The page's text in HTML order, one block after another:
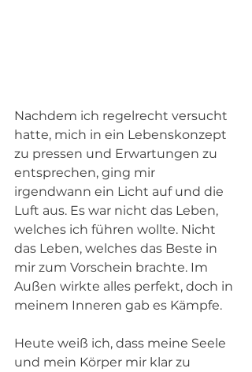
Nachdem ich regelrecht versucht
hatte, mich in ein Lebenskonzept
zu pressen und Erwartungen zu
entsprechen, ging mir
irgendwann ein Licht auf und die
Luft aus. Es war nicht das Leben,
welches ich führen wollte. Nicht
das Leben, welches das Beste in
mir zum Vorschein brachte. Im
Außen wirkte alles perfekt, doch in
meinem Inneren gab es Kämpfe.
Heute weiß ich, dass meine Seele
und mein Körper mir klar zu